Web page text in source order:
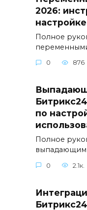
2026:
Полное
0 876
по
Полное
0 2.1к.